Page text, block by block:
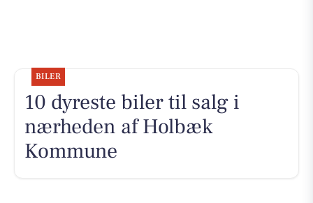
BILER
10 dyreste biler til salg i
nærheden af Holbæk
Kommune